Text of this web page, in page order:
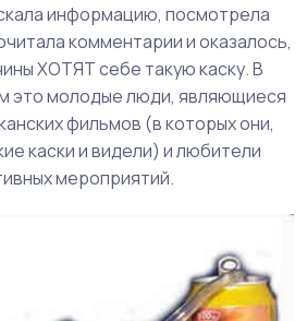
информацию, посмотрела
комментарии и оказалось,
ХОТЯТ себе такую каску. В
это молодые люди, являющиеся
фильмов (в которых они,
каски и видели) и любители
мероприятий.